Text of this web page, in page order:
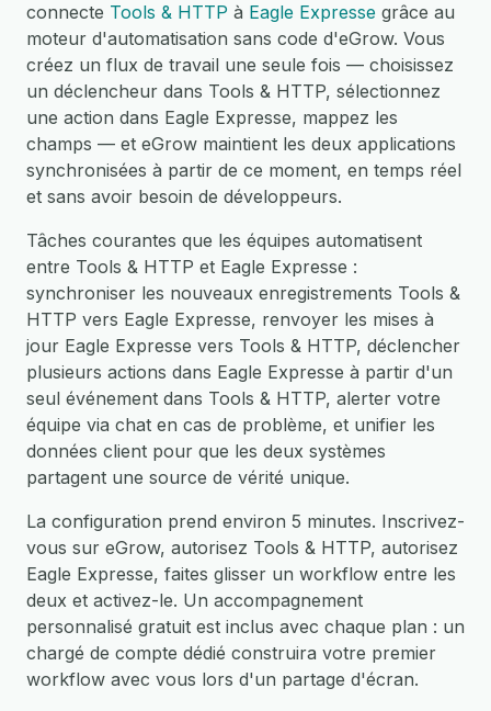
connecte Tools & HTTP à Eagle Expresse grâce au
moteur d'automatisation sans code d'eGrow. Vous
créez un flux de travail une seule fois — choisissez
un déclencheur dans Tools & HTTP, sélectionnez
une action dans Eagle Expresse, mappez les
champs — et eGrow maintient les deux applications
synchronisées à partir de ce moment, en temps réel
et sans avoir besoin de développeurs.
Tâches courantes que les équipes automatisent
entre Tools & HTTP et Eagle Expresse :
synchroniser les nouveaux enregistrements Tools &
HTTP vers Eagle Expresse, renvoyer les mises à
jour Eagle Expresse vers Tools & HTTP, déclencher
plusieurs actions dans Eagle Expresse à partir d'un
seul événement dans Tools & HTTP, alerter votre
équipe via chat en cas de problème, et unifier les
données client pour que les deux systèmes
partagent une source de vérité unique.
La configuration prend environ 5 minutes. Inscrivez-
vous sur eGrow, autorisez Tools & HTTP, autorisez
Eagle Expresse, faites glisser un workflow entre les
deux et activez-le. Un accompagnement
personnalisé gratuit est inclus avec chaque plan : un
chargé de compte dédié construira votre premier
workflow avec vous lors d'un partage d'écran.